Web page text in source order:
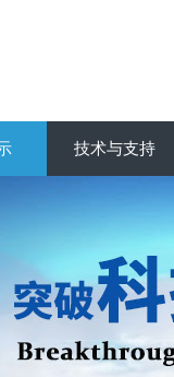
技术与支持